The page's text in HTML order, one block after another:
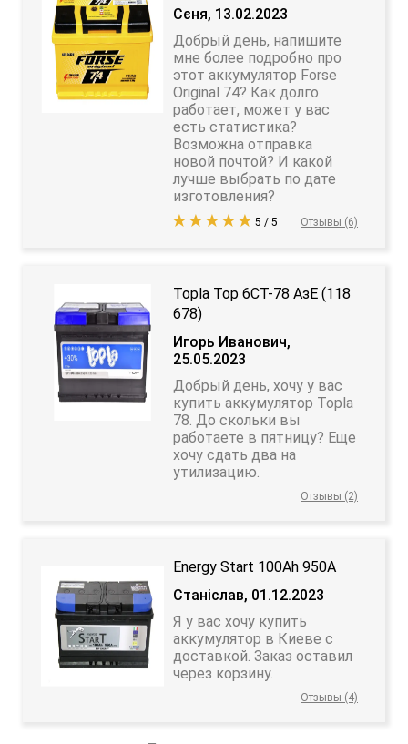
Сєня, 13.02.2023
Добрый день, напишите
мне более подробно про
этот аккумулятор Forse
Original 74? Как долго
работает, может у вас
есть статистика?
Возможна отправка
новой почтой? И какой
лучше выбрать по дате
изготовления?
5 / 5 Отзывы (6)
Topla Top 6CT-78 АзЕ (118
678)
Игорь Иванович,
25.05.2023
Добрый день, хочу у вас
купить аккумулятор Topla
78. До скольки вы
работаете в пятницу? Еще
хочу сдать два на
утилизацию.
Отзывы (2)
Energy Start 100Ah 950A
Станіслав, 01.12.2023
Я у вас хочу купить
аккумулятор в Киеве с
доставкой. Заказ оставил
через корзину.
Отзывы (4)